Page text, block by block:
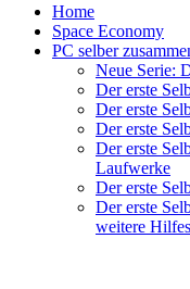
Home
Space Economy
PC selber
Neue Serie:
Der erste
Der erste
Der erste
Der erste
Laufwerke
Der erste
Der erste
weitere